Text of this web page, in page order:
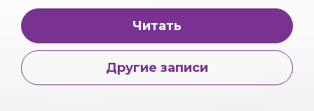
Читать
Другие записи